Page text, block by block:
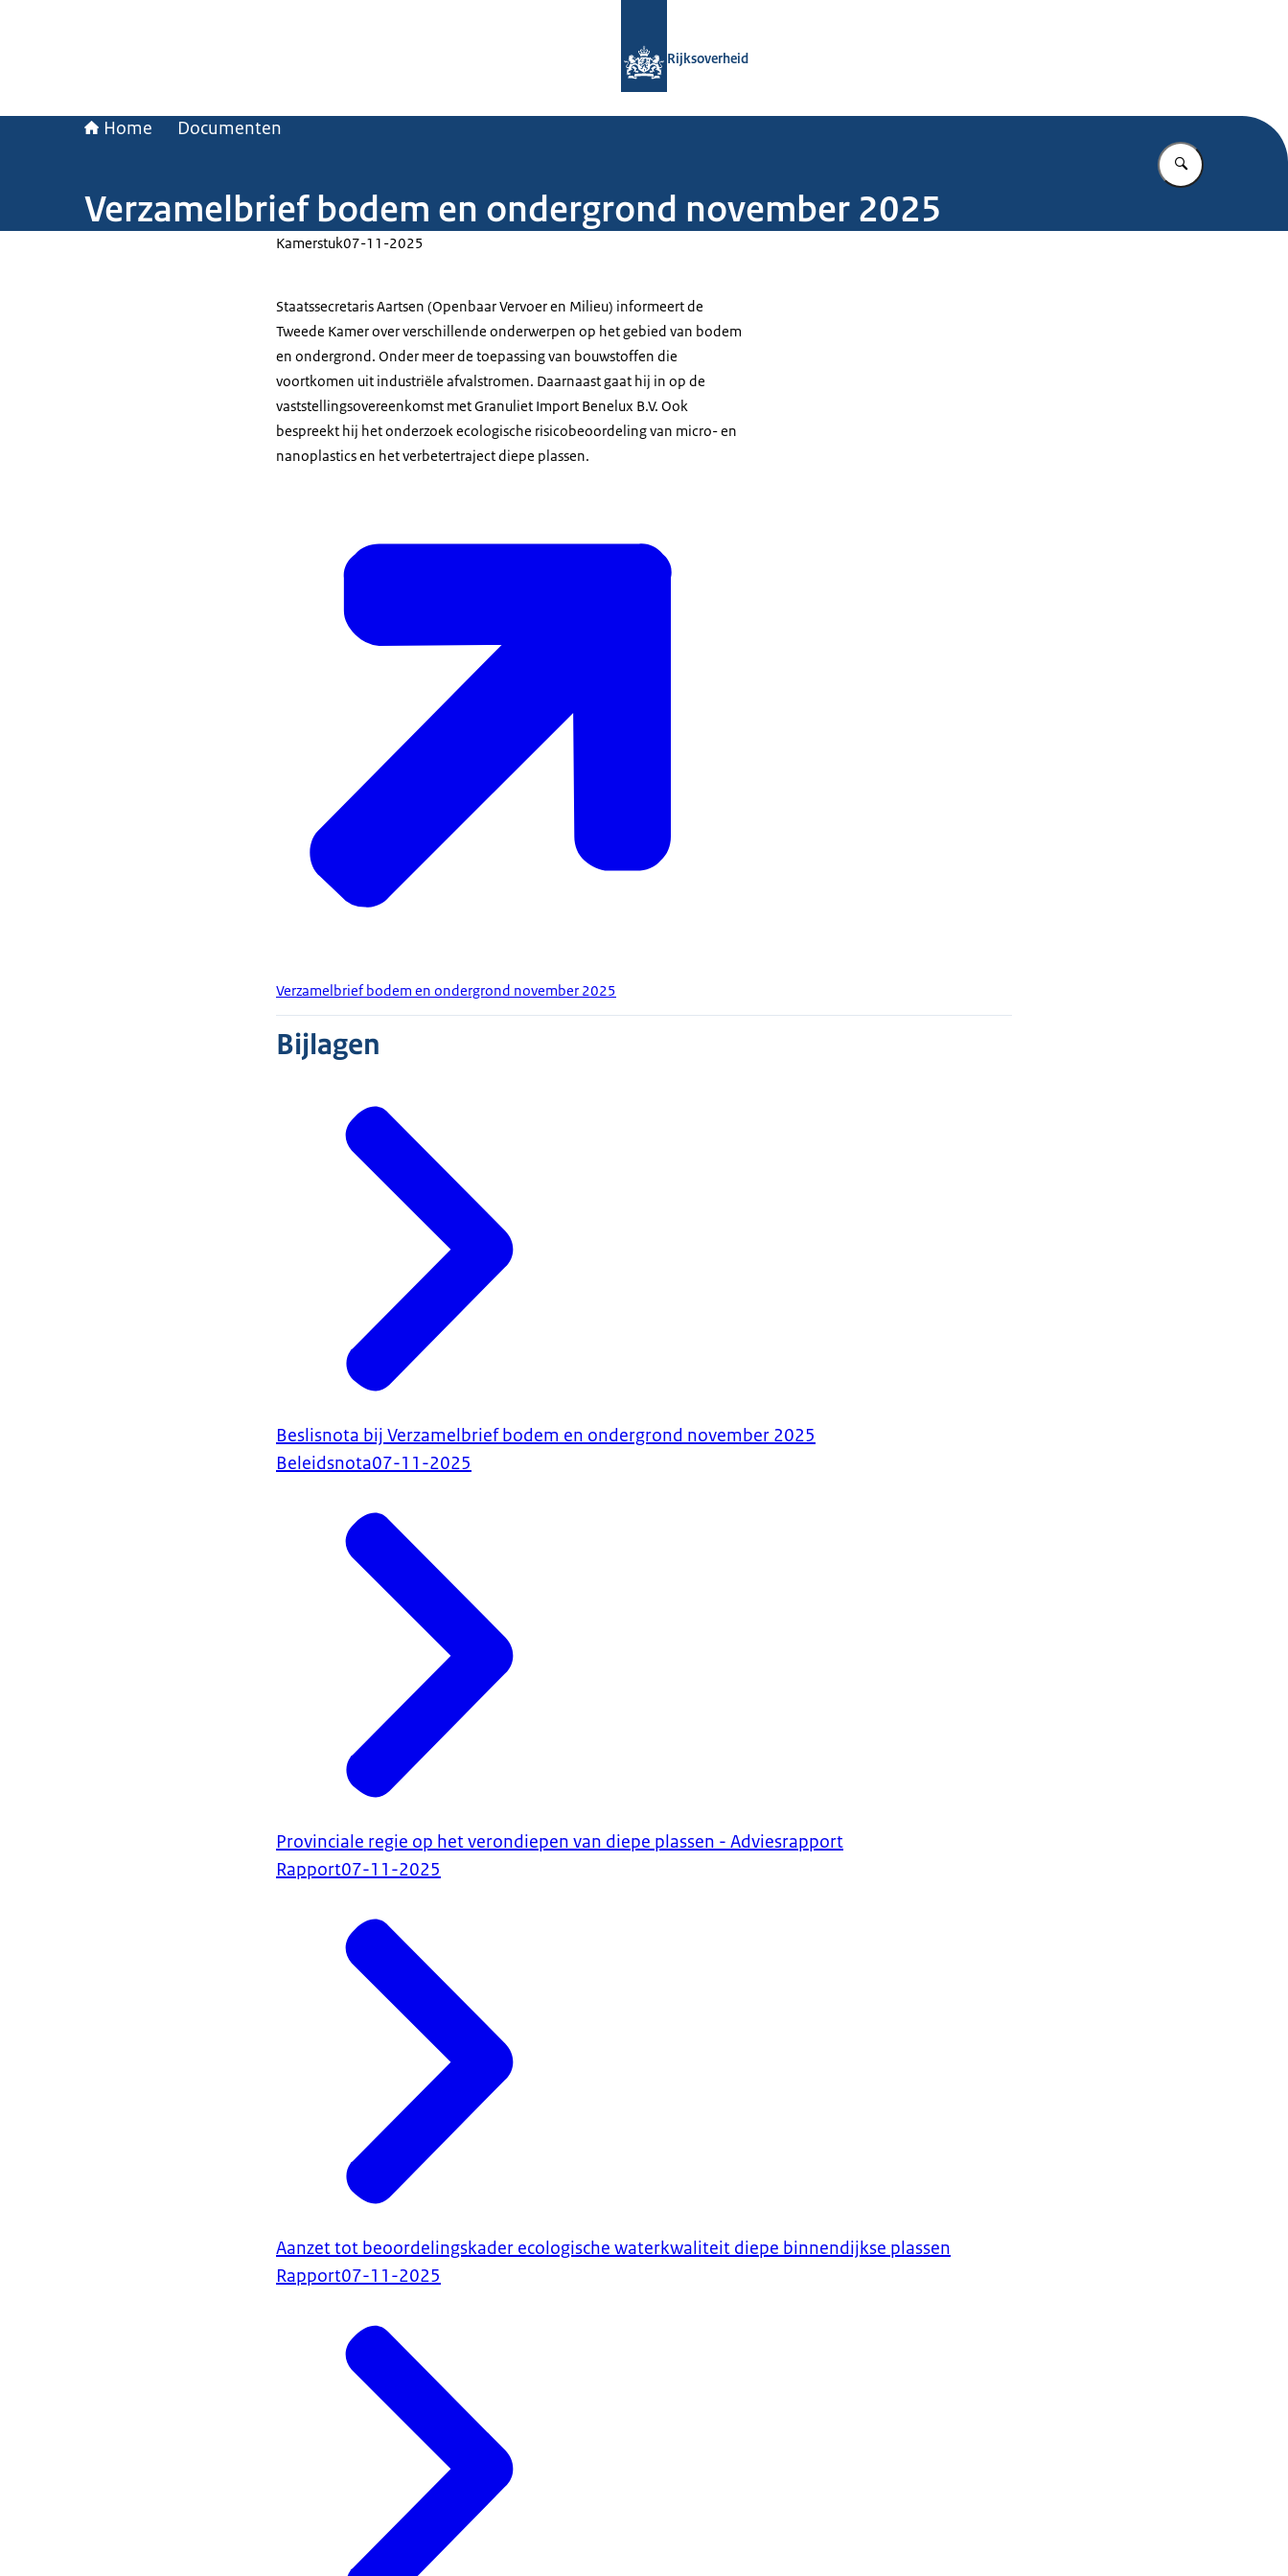
Rijksoverheid
Home Documenten
Vul in wat u
Verzamelbrief bodem en ondergrond november 2025
Kamerstuk07-11-2025
Staatssecretaris Aartsen (Openbaar Vervoer en Milieu) informeert de
Tweede Kamer over verschillende onderwerpen op het gebied van bodem
en ondergrond. Onder meer de toepassing van bouwstoffen die
voortkomen uit industriële afvalstromen. Daarnaast gaat hij in op de
vaststellingsovereenkomst met Granuliet Import Benelux B.V. Ook
bespreekt hij het onderzoek ecologische risicobeoordeling van micro- en
nanoplastics en het verbetertraject diepe plassen.
Verzamelbrief bodem en ondergrond november 2025
Bijlagen
Beslisnota bij Verzamelbrief bodem en ondergrond november 2025
Beleidsnota07-11-2025
Provinciale regie op het verondiepen van diepe plassen - Adviesrapport
Rapport07-11-2025
Aanzet tot beoordelingskader ecologische waterkwaliteit diepe binnendijkse plassen
Rapport07-11-2025